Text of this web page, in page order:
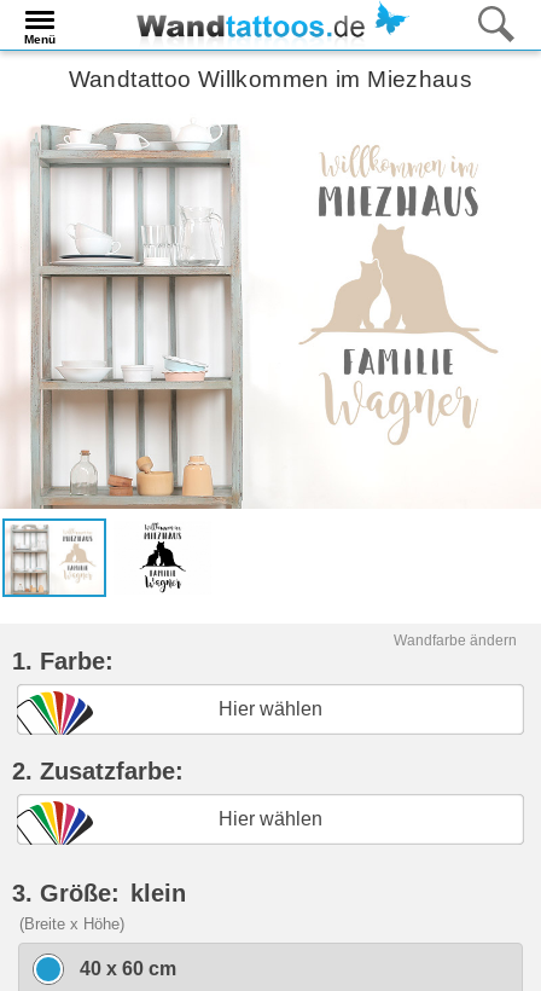
Menü
Wandtattoo Willkommen im Miezhaus
Wandfarbe ändern
1. Farbe:
Hier wählen
2. Zusatzfarbe:
Hier wählen
3. Größe: klein
(Breite x Höhe)
40 x 60 cm